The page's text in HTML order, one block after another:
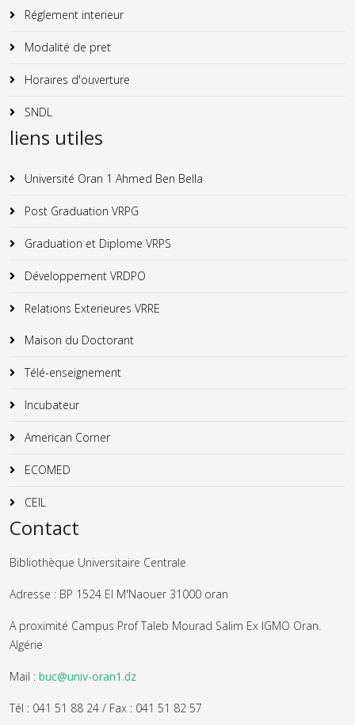
Réglement interieur
Modalité de pret
Horaires d'ouverture
SNDL
liens utiles
Université Oran 1 Ahmed Ben Bella
Post Graduation VRPG
Graduation et Diplome VRPS
Développement VRDPO
Relations Exterieures VRRE
Maison du Doctorant
Télé-enseignement
Incubateur
American Corner
ECOMED
CEIL
Contact
Bibliothèque Universitaire Centrale
Adresse : BP 1524 El M'Naouer 31000 oran
A proximité Campus Prof Taleb Mourad Salim Ex IGMO Oran.
Algérie
Mail : buc@univ-oran1.dz
Tél : 041 51 88 24 / Fax : 041 51 82 57